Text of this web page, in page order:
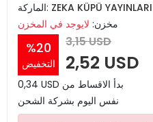
الماركة: ZEKA KÜPÜ YAYINLARI
مخزن: لايوجد في المخزن
%20
التخفيض
3,15 USD
2,52 USD
0,34 USD بدأ الاقساط من
نفس اليوم بشركة الشحن